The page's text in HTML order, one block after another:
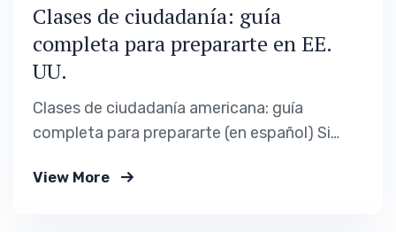
Clases de ciudadanía: guía
completa para prepararte en EE.
UU.
Clases de ciudadanía americana: guía
completa para prepararte (en español) Si
una de estas dos situaciones: Ya sabes que
View More